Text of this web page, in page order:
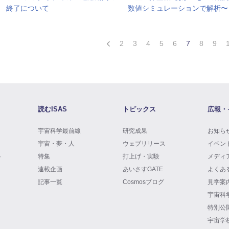
終了について
数値シミュレーションで解析〜
2 3 4 5 6 7 8 9
読むISAS
宇宙科学最前線
宇宙・夢・人
特集
連載企画
記事一覧
トピックス
研究成果
ウェブリリース
打上げ・実験
あいさすGATE
Cosmosブログ
広報
お知ら
イベン
メディ
よくあ
見学案
宇宙科
特別公
宇宙学